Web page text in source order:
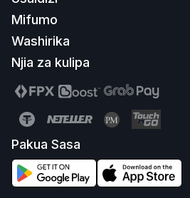
Njia za kulipa
Pakua Sasa
Wasiliana nasi
Jinsi ya Kuweka Pesa kwenye Akaunti
Jinsi ya Kutoa Pesa
Jinsi ya Kuthibitisha Akaunti
Mifumo
MT4 |MT5
MT4 Wavuti |MT5 Wavuti
MT5 Mobile
Programu ya Simu ya Mkononi
Washirika
Tovuti ya Partnership
Mpango wa Ushirika